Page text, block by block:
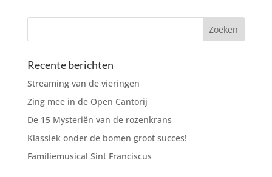
Recente berichten
Streaming van de vieringen
Zing mee in de Open Cantorij
De 15 Mysteriën van de rozenkrans
Klassiek onder de bomen groot succes!
Familiemusical Sint Franciscus